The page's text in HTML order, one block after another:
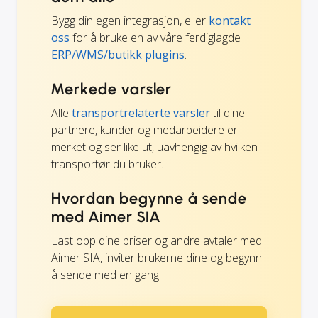
Bygg din egen integrasjon, eller kontakt
oss for å bruke en av våre ferdiglagde
ERP/WMS/butikk plugins.
Merkede varsler
Alle transportrelaterte varslertil dine
partnere, kunder og medarbeidere er
merket og ser like ut, uavhengig av hvilken
transportør du bruker.
Hvordan begynne å sende
med Aimer SIA
Last opp dine priser og andre avtaler med
Aimer SIA, inviter brukerne dine og begynn
å sende med en gang.